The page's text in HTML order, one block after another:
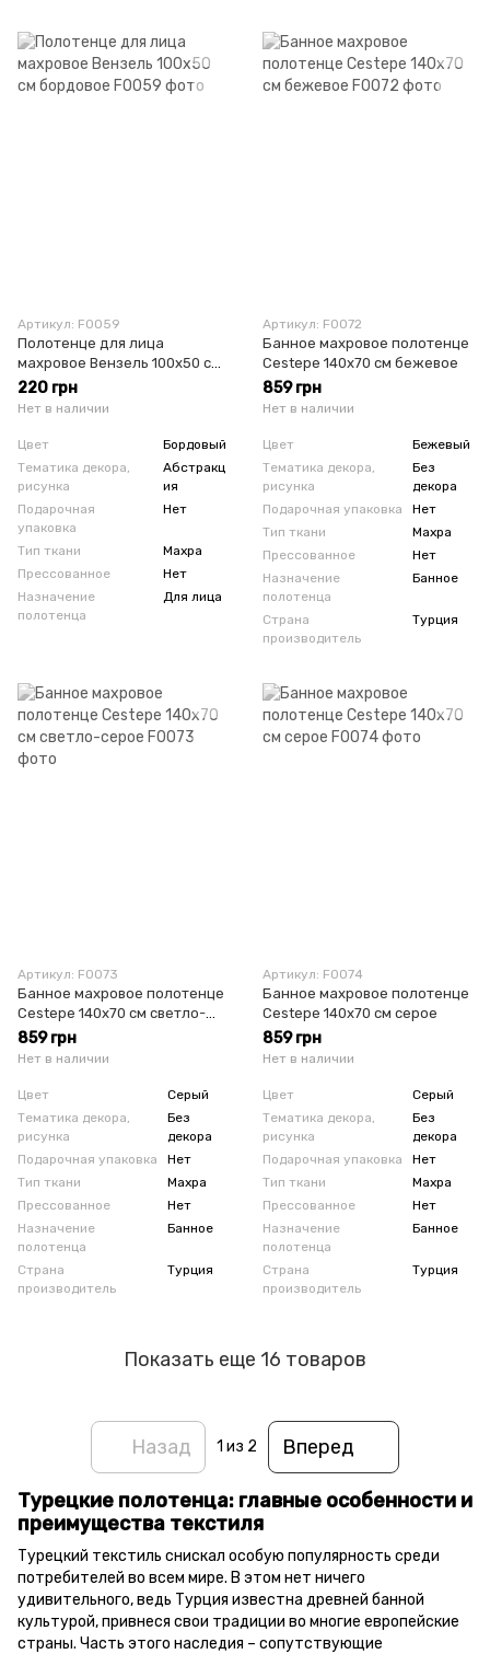
Артикул: F0059
Полотенце для лица
махровое Вензель 100х50 см
бордовое
220 грн
Нет в наличии
Цвет
Бордовый
Тематика декора,
рисунка
Абстракц
ия
Подарочная
упаковка
Нет
Тип ткани
Махра
Прессованное
Нет
Назначение
полотенца
Для лица
Артикул: F0072
Банное махровое полотенце
Cestepe 140х70 см бежевое
859 грн
Нет в наличии
Цвет
Бежевый
Тематика декора,
рисунка
Без
декора
Подарочная упаковка
Нет
Тип ткани
Махра
Прессованное
Нет
Назначение
полотенца
Банное
Страна
производитель
Турция
Артикул: F0073
Банное махровое полотенце
Cestepe 140х70 см светло-
серое
859 грн
Нет в наличии
Цвет
Серый
Тематика декора,
рисунка
Без
декора
Подарочная упаковка
Нет
Тип ткани
Махра
Прессованное
Нет
Назначение
полотенца
Банное
Страна
производитель
Турция
Артикул: F0074
Банное махровое полотенце
Cestepe 140х70 см серое
859 грн
Нет в наличии
Цвет
Серый
Тематика декора,
рисунка
Без
декора
Подарочная упаковка
Нет
Тип ткани
Махра
Прессованное
Нет
Назначение
полотенца
Банное
Страна
производитель
Турция
Показать еще 16 товаров
Назад 1 из 2 Вперед
Турецкие полотенца: главные особенности и
преимущества текстиля
Турецкий текстиль снискал особую популярность среди
потребителей во всем мире. В этом нет ничего
удивительного, ведь Турция известна древней банной
культурой, привнеся свои традиции во многие европейские
страны. Часть этого наследия – сопутствующие